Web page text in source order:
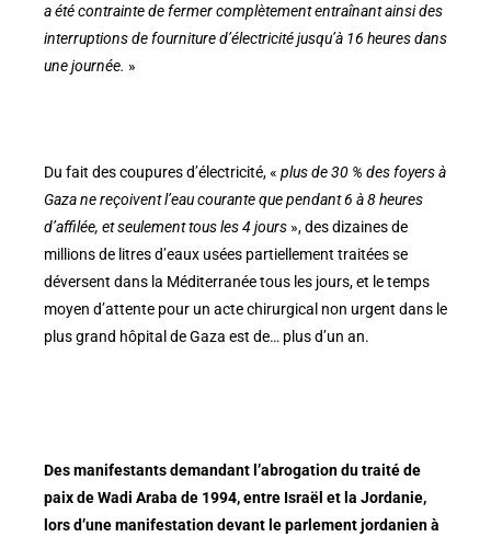
a été contrainte de fermer complètement entraînant ainsi des
interruptions de fourniture d’électricité jusqu’à 16 heures dans
une journée. »
Du fait des coupures d’électricité, « plus de 30 % des foyers à
Gaza ne reçoivent l’eau courante que pendant 6 à 8 heures
d’affilée, et seulement tous les 4 jours », des dizaines de
millions de litres d’eaux usées partiellement traitées se
déversent dans la Méditerranée tous les jours, et le temps
moyen d’attente pour un acte chirurgical non urgent dans le
plus grand hôpital de Gaza est de… plus d’un an.
Des manifestants demandant l’abrogation du traité de
paix de Wadi Araba de 1994, entre Israël et la Jordanie,
lors d’une manifestation devant le parlement jordanien à